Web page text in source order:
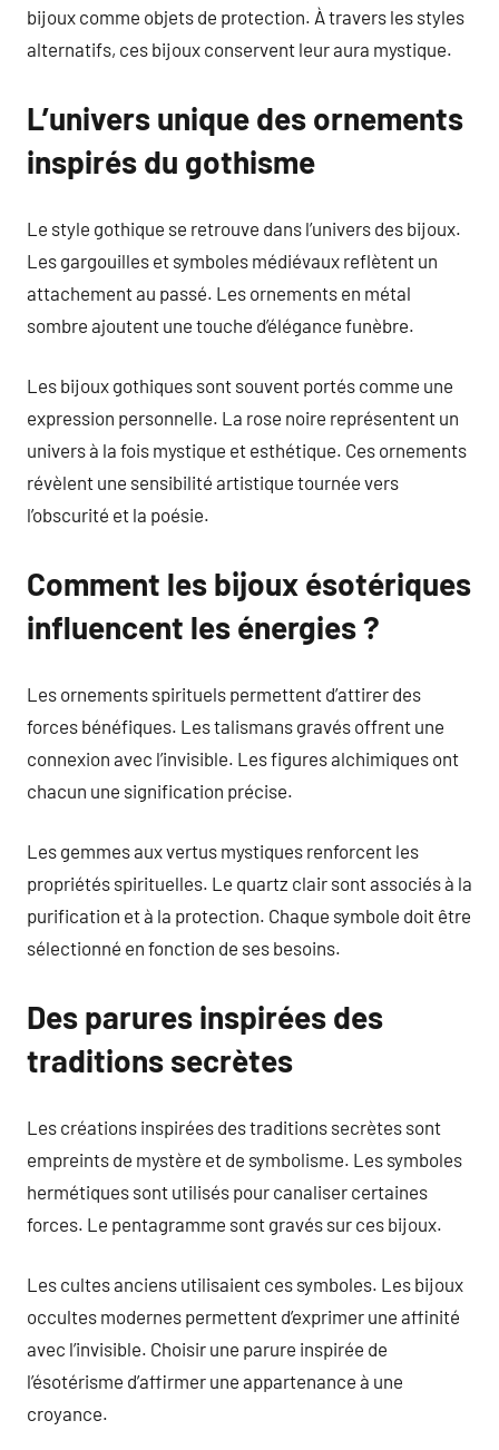
bijoux comme objets de protection. À travers les styles
alternatifs, ces bijoux conservent leur aura mystique.
L’univers unique des ornements
inspirés du gothisme
Le style gothique se retrouve dans l’univers des bijoux.
Les gargouilles et symboles médiévaux reflètent un
attachement au passé. Les ornements en métal
sombre ajoutent une touche d’élégance funèbre.
Les bijoux gothiques sont souvent portés comme une
expression personnelle. La rose noire représentent un
univers à la fois mystique et esthétique. Ces ornements
révèlent une sensibilité artistique tournée vers
l’obscurité et la poésie.
Comment les bijoux ésotériques
influencent les énergies ?
Les ornements spirituels permettent d’attirer des
forces bénéfiques. Les talismans gravés offrent une
connexion avec l’invisible. Les figures alchimiques ont
chacun une signification précise.
Les gemmes aux vertus mystiques renforcent les
propriétés spirituelles. Le quartz clair sont associés à la
purification et à la protection. Chaque symbole doit être
sélectionné en fonction de ses besoins.
Des parures inspirées des
traditions secrètes
Les créations inspirées des traditions secrètes sont
empreints de mystère et de symbolisme. Les symboles
hermétiques sont utilisés pour canaliser certaines
forces. Le pentagramme sont gravés sur ces bijoux.
Les cultes anciens utilisaient ces symboles. Les bijoux
occultes modernes permettent d’exprimer une affinité
avec l’invisible. Choisir une parure inspirée de
l’ésotérisme d’affirmer une appartenance à une
croyance.